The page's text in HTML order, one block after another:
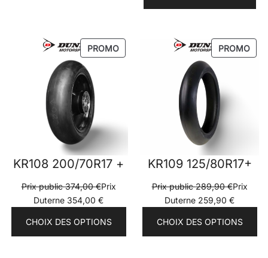
PROMOPRODUIT
KR108 200/70R17 +
Prix public374,00€Prix
Duterne 354,00 €
CHOIX DES OPTIONS
PROMO
KR109 125/80R17+
Prix public289,90€Prix
Duterne 259,90 €
CHOIX DES OPTIONS